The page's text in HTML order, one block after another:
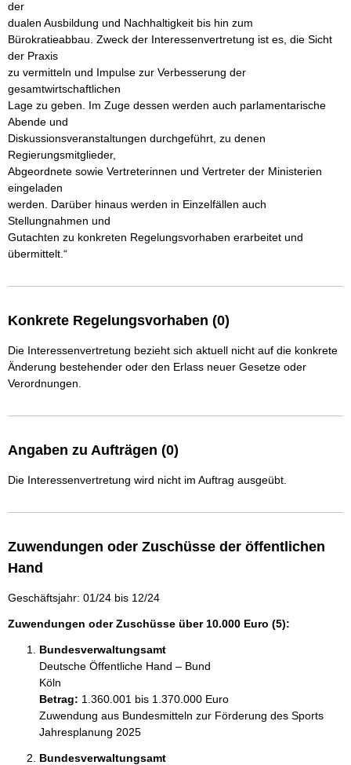
der
dualen Ausbildung und Nachhaltigkeit bis hin zum
Bürokratieabbau. Zweck der Interessenvertretung ist es, die Sicht
der Praxis
zu vermitteln und Impulse zur Verbesserung der
gesamtwirtschaftlichen
Lage zu geben. Im Zuge dessen werden auch parlamentarische
Abende und
Diskussionsveranstaltungen durchgeführt, zu denen
Regierungsmitglieder,
Abgeordnete sowie Vertreterinnen und Vertreter der Ministerien
eingeladen
werden. Darüber hinaus werden in Einzelfällen auch
Stellungnahmen und
Gutachten zu konkreten Regelungsvorhaben erarbeitet und
Konkrete Regelungsvorhaben (0)
Die Interessenvertretung bezieht sich aktuell nicht auf die konkrete
Änderung bestehender oder den Erlass neuer Gesetze oder
Verordnungen.
Angaben zu Aufträgen (0)
Die Interessenvertretung wird nicht im Auftrag ausgeübt.
Zuwendungen oder Zuschüsse der öffentlichen
Hand
Geschäftsjahr: 01/24 bis 12/24
Zuwendungen oder Zuschüsse über 10.000 Euro (5):
Bundesverwaltungsamt
Deutsche Öffentliche Hand – Bund
Köln
Betrag: 1.360.001 bis 1.370.000 Euro
Zuwendung aus Bundesmitteln zur Förderung des Sports
Jahresplanung 2025
Bundesverwaltungsamt